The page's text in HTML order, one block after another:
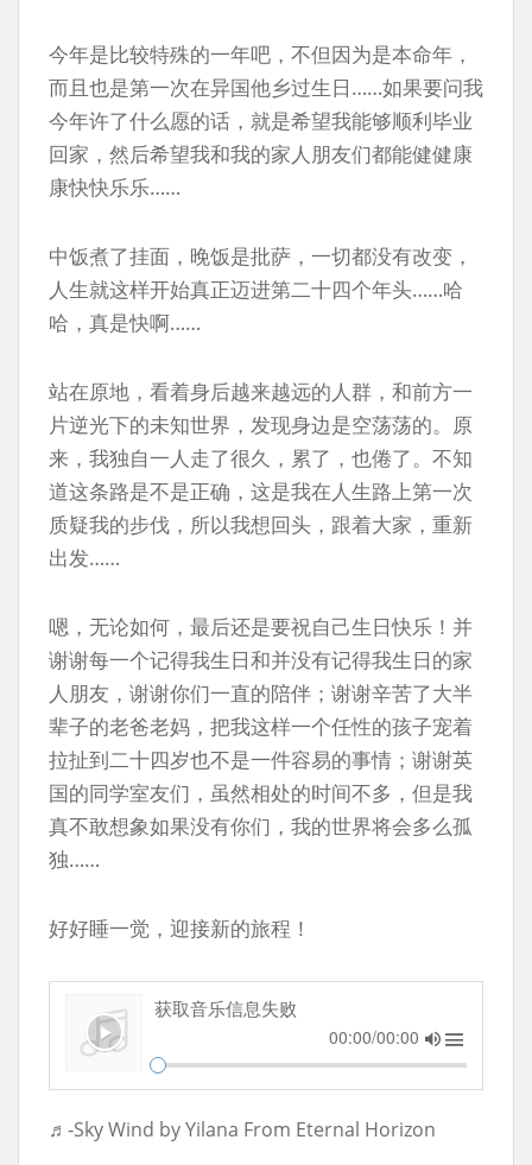
今年是比较特殊的一年吧，不但因为是本命年，
而且也是第一次在异国他乡过生日……如果要问我
今年许了什么愿的话，就是希望我能够顺利毕业
回家，然后希望我和我的家人朋友们都能健健康
康快快乐乐……
中饭煮了挂面，晚饭是批萨，一切都没有改变，
人生就这样开始真正迈进第二十四个年头……哈
哈，真是快啊……
站在原地，看着身后越来越远的人群，和前方一
片逆光下的未知世界，发现身边是空荡荡的。原
来，我独自一人走了很久，累了，也倦了。不知
道这条路是不是正确，这是我在人生路上第一次
质疑我的步伐，所以我想回头，跟着大家，重新
出发……
嗯，无论如何，最后还是要祝自己生日快乐！并
谢谢每一个记得我生日和并没有记得我生日的家
人朋友，谢谢你们一直的陪伴；谢谢辛苦了大半
辈子的老爸老妈，把我这样一个任性的孩子宠着
拉扯到二十四岁也不是一件容易的事情；谢谢英
国的同学室友们，虽然相处的时间不多，但是我
真不敢想象如果没有你们，我的世界将会多么孤
独……
好好睡一觉，迎接新的旅程！
获取音乐信息失败
00:00/00:00
♬-Sky Wind by Yilana From Eternal Horizon